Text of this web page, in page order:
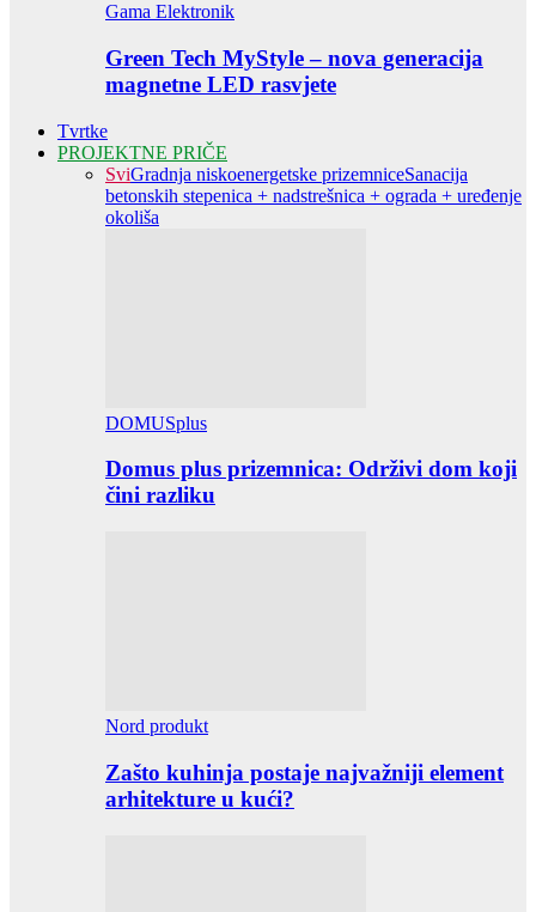
Gama Elektronik
Green Tech MyStyle – nova generacija
magnetne LED rasvjete
Tvrtke
PROJEKTNE PRIČE
SviGradnja niskoenergetske prizemniceSanacija
betonskih stepenica + nadstrešnica + ograda + uređenje
okoliša
DOMUSplus
Domus plus prizemnica: Održivi dom koji
čini razliku
Nord produkt
Zašto kuhinja postaje najvažniji element
arhitekture u kući?